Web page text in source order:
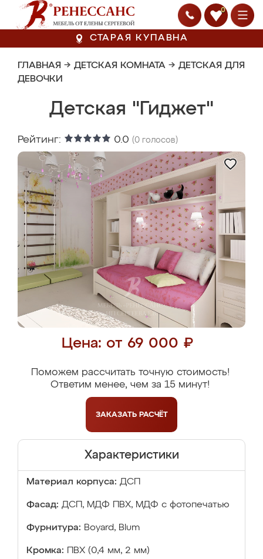
0
СТАРАЯ КУПАВНА
ГЛАВНАЯ → ДЕТСКАЯ КОМНАТА → ДЕТСКАЯ ДЛЯ
ДЕВОЧКИ
Детская "Гиджет"
Рейтинг: 0.0 (0 голосов)
Цена: от 69 000 ₽
Поможем рассчитать точную стоимость!
Ответим менее, чем за 15 минут!
ЗАКАЗАТЬ РАСЧЁТ
Характеристики
Материал корпуса: ДСП
Фасад: ДСП, МДФ ПВХ, МДФ с фотопечатью
Фурнитура: Boyard, Blum
Кромка: ПВХ (0,4 мм, 2 мм)